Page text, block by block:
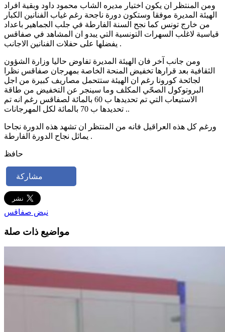
ومن المنتظر ان يكون اختيار مديره الشاب محمود داود وبقية افراد
الهيئة المديرة موفقا وستكون دورة ناجحة رغم غياب الفنانين الكبار
من خارج تونس كما نجح السنة الفارطة في جلب الجماهير باعداد
قياسية لاغلب السهرات التونسية التي يبدو ان المشاهد في صفاقس
يفضلها على حفلات الفنانين الاجانب .
ومن جانب آخر فان الهيئة المديرة تفاوض حاليا وزارة الشؤون
الثقافية بعد قرارها تخفيض المنحة الخاصة بمهرجان صفاقس نظرا
لجائحة كورونا رغم ان الهيئة ستتحمل مصاريف كبيرة من اجل
البروتوكول الصحّي المكلف وما سينجر عن التخفيض من طاقة
الاستيعاب التي تم تحديدها ب 60 بالمائة لصفاقس رغم انه تم
تحديدها ب 70 بالمائة لكل المهرجانات ..
ورغم كل هذه العراقيل فانه من المنتظر ان تشهد هذه الدورة نجاحا
يماثل نجاح الدورة الفارطة .
حافظ
مشاركة
نبض صفاقس
مواضيع ذات صلة